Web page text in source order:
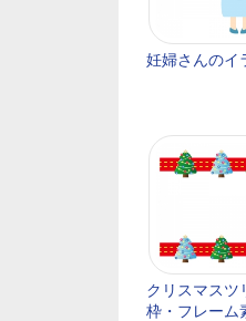
妊婦さんのイ
クリスマスツ
枠・フレーム